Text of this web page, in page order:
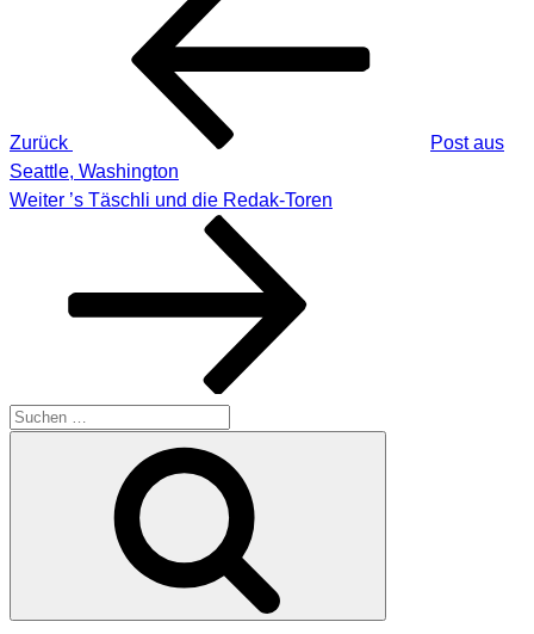
Zurück
Post aus
Seattle, Washington
Nächster
Weiter ’s Täschli und die Redak-Toren
Suche